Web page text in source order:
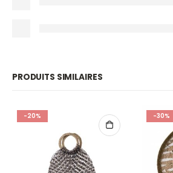
PRODUITS SIMILAIRES
-20% -30%